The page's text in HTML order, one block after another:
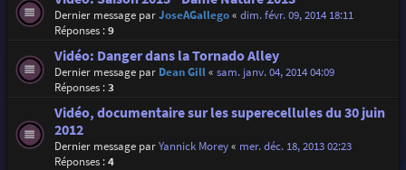
Dernier message parJoseAGallego« dim. févr. 09, 2014 18:11
Réponses :9
Vidéo: Danger dans la Tornado Alley
Dernier message par Dean Gill« sam. janv. 04, 2014 04:09
Réponses :3
Vidéo, documentaire sur les superecellules du 30 juin
2012
Dernier message parYannick Morey« mer. déc. 18, 2013 02:23
Réponses :4